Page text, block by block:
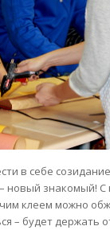
в себе
новый знакомый!
клеем можно
– будет держать